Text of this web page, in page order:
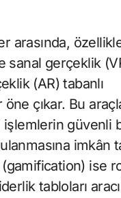
arasında,
sanal gerçeklik
(AR) tabanlı
çıkar. Bu
güvenli
imkân
(gamification) ise
tabloları